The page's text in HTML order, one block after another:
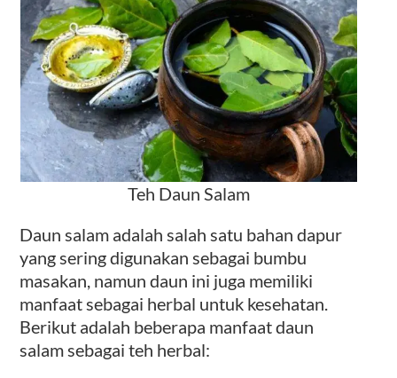
Teh Daun Salam
Daun salam adalah salah satu bahan dapur
yang sering digunakan sebagai bumbu
masakan, namun daun ini juga memiliki
manfaat sebagai herbal untuk kesehatan.
Berikut adalah beberapa manfaat daun
salam sebagai teh herbal: